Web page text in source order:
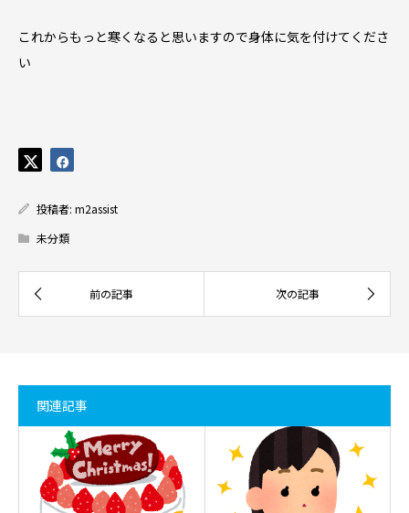
これからもっと寒くなると思いますので身体に気を付けてくださ
い
投稿者: m2assist
未分類
関連記事